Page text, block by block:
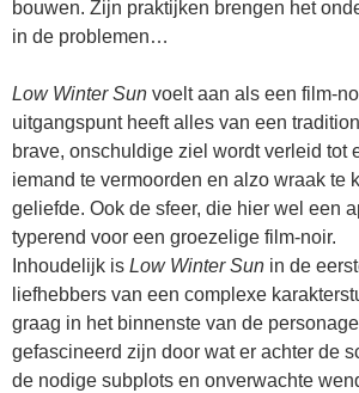
bouwen. Zijn praktijken brengen het
in de problemen…
Low Winter Sun voelt aan als een film-
uitgangspunt heeft alles van een
brave, onschuldige ziel wordt verleid tot
iemand te vermoorden en alzo wraak te
geliefde. Ook de sfeer, die hier wel een
typerend voor een groezelige film-noir.
Inhoudelijk is Low Winter Sun in de
liefhebbers van een complexe
graag in het binnenste van de
gefascineerd zijn door wat er achter de
de nodige subplots en onverwachte